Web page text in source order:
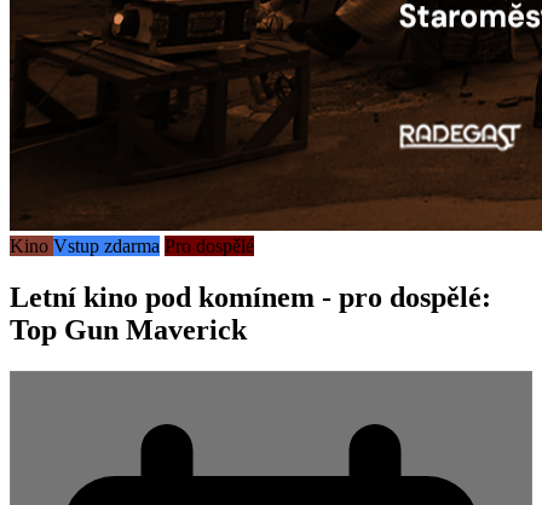
Kino Vstup zdarma Pro dospělé
Letní kino pod komínem - pro dospělé:
Top Gun Maverick